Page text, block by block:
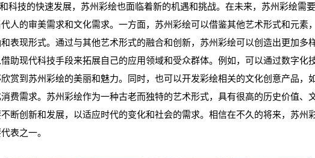
科技的快速发展，苏州彩绘也面临着新的机遇和挑战。在未来，苏州彩绘需
人的审美需求和文化需求。一方面，苏州彩绘可以借鉴其他艺术形式和元素
表现形式。通过与其他艺术形式的融合和创新，苏州彩绘可以创造出更加多
助现代科技手段来拓展自己的应用领域和受众群体。例如，可以通过数字化
赏到苏州彩绘的美丽和魅力。同时，也可以开发彩绘相关的文化创意产品，
费需求。苏州彩绘作为一种古老而独特的艺术形式，具有很高的历史价值、
断创新和发展，以适应时代的变化和社会的需求。相信在不久的将来，苏州
表之一。